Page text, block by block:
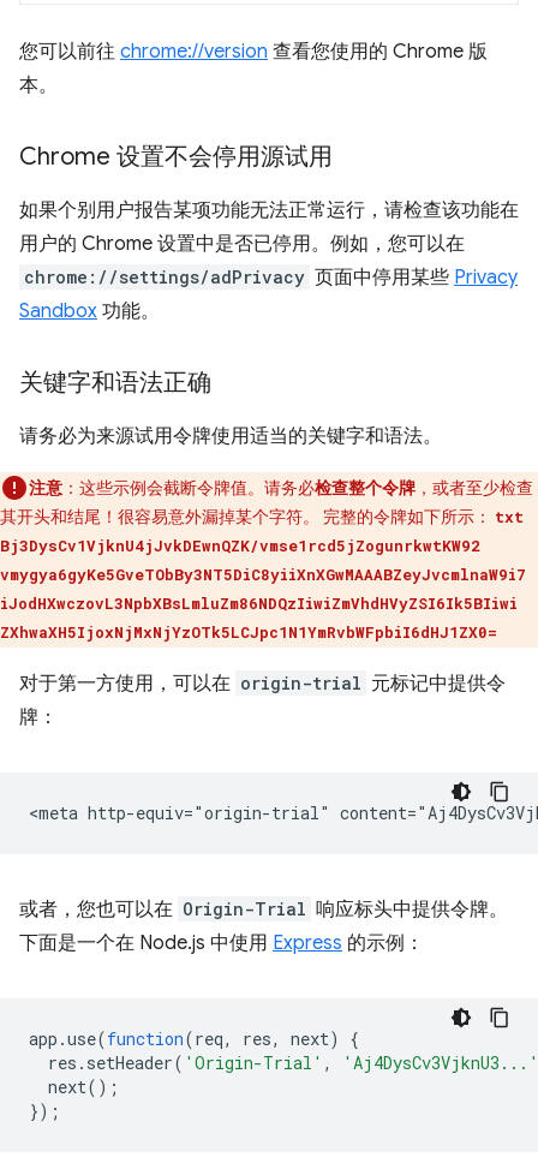
您可以前往 chrome://version 查看您使用的 Chrome 版
本。
Chrome 设置不会停用源试用
如果个别用户报告某项功能无法正常运行，请检查该功能在
用户的 Chrome 设置中是否已停用。例如，您可以在
chrome://settings/adPrivacy 页面中停用某些 Privacy
Sandbox 功能。
关键字和语法正确
请务必为来源试用令牌使用适当的关键字和语法。
注意 ：这些示例会截断令牌值。请务必检查整个令牌 ，或者至少检查
其开头和结尾！很容易意外漏掉某个字符。 完整的令牌如下所示：
txt
Bj3DysCv1VjknU4jJvkDEwnQZK/vmse1rcd5jZogunrkwtKW92
vmygya6gyKe5GveTObBy3NT5DiC8yiiXnXGwMAAABZeyJvcmlnaW9i7
iJodHXwczovL3NpbXBsLmluZm86NDQzIiwiZmVhdHVyZSI6Ik5BIiwi
ZXhwaXH5IjoxNjMxNjYzOTk5LCJpc1N1YmRvbWFpbiI6dHJ1ZX0=
对于第一方使用，可以在 origin-trial 元标记中提供令
牌：
或者，您也可以在 Origin-Trial 响应标头中提供令牌。
下面是一个在 Node.js 中使用 Express 的示例：
app .use(function(req, res, next)
{
res . setHeader( 'Origin-Trial' ,
'Aj4DysCv3VjknU3...'
next();
});